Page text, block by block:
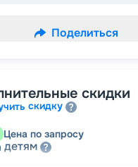
Поделиться
скидки
скидку
Цена по запросу
детям